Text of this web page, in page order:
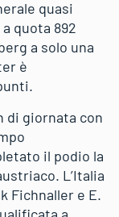
quasi
quota 892
a solo una
è
di giornata con
il podio la
L’Italia
Fichnaller e E.